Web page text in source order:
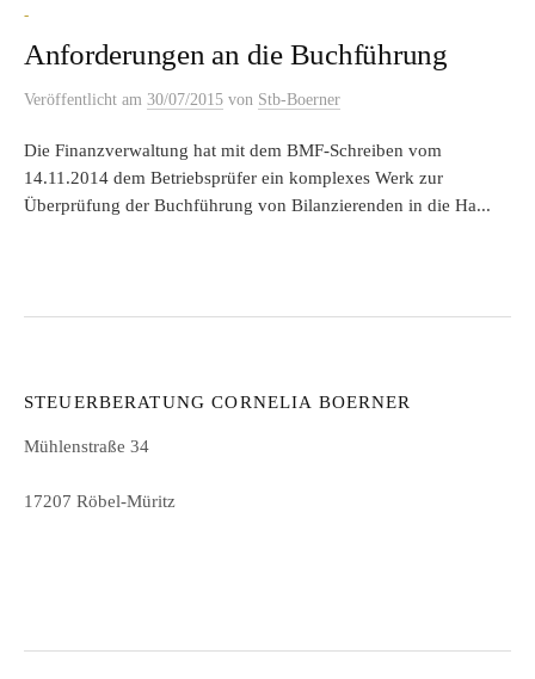
-
Anforderungen an die Buchführung
Veröffentlicht am 30/07/2015 von Stb-Boerner
Die Finanzverwaltung hat mit dem BMF-Schreiben vom
14.11.2014 dem Betriebsprüfer ein komplexes Werk zur
Überprüfung der Buchführung von Bilanzierenden in die Ha...
STEUERBERATUNG CORNELIA BOERNER
Mühlenstraße 34
17207 Röbel-Müritz